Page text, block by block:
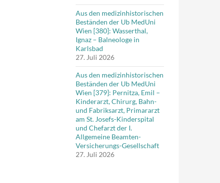
Aus den medizinhistorischen
Beständen der Ub MedUni
Wien [380]: Wasserthal,
Ignaz – Balneologe in
Karlsbad
27. Juli 2026
Aus den medizinhistorischen
Beständen der Ub MedUni
Wien [379]: Pernitza, Emil –
Kinderarzt, Chirurg, Bahn-
und Fabriksarzt, Primararzt
am St. Josefs-Kinderspital
und Chefarzt der I.
Allgemeine Beamten-
Versicherungs-Gesellschaft
27. Juli 2026